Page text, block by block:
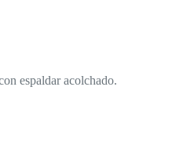
espaldar acolchado.